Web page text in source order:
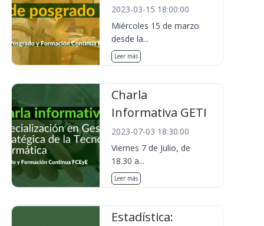
2023-03-15 18:00:00
Miércoles 15 de marzo
desde la...
Leer más
Charla
Informativa GETI
2023-07-03 18:30:00
Viernes 7 de Julio, de
18.30 a...
Leer más
Estadística: